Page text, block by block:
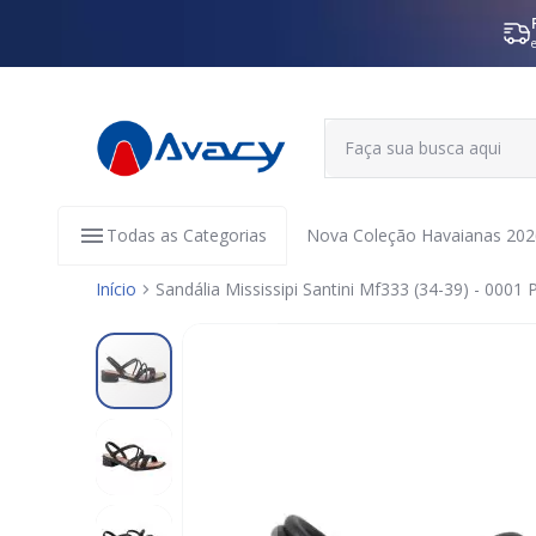
Todas as Categorias Nova Coleção Havaianas
Início
Sandália Mississipi Santini Mf333 (34-39) - 0001
Pular
para
o
final
da
Galeria